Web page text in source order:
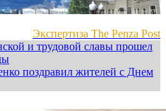
Экспертиза The Penza Post
и трудовой славы прошел
поздравил жителей с Днем